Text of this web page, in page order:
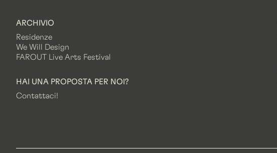
ARCHIVIO
Residenze
We Will Design
FAROUT Live Arts Festival
HAI UNA PROPOSTA PER NOI?
Contattaci!